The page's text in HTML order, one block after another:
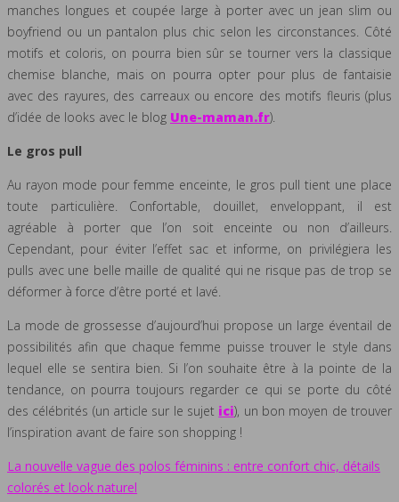
manches longues et coupée large à porter avec un jean slim ou
boyfriend ou un pantalon plus chic selon les circonstances. Côté
motifs et coloris, on pourra bien sûr se tourner vers la classique
chemise blanche, mais on pourra opter pour plus de fantaisie
avec des rayures, des carreaux ou encore des motifs fleuris (plus
d’idée de looks avec le blog Une-maman.fr).
Le gros pull
Au rayon mode pour femme enceinte, le gros pull tient une place
toute particulière. Confortable, douillet, enveloppant, il est
agréable à porter que l’on soit enceinte ou non d’ailleurs.
Cependant, pour éviter l’effet sac et informe, on privilégiera les
pulls avec une belle maille de qualité qui ne risque pas de trop se
déformer à force d’être porté et lavé.
La mode de grossesse d’aujourd’hui propose un large éventail de
possibilités afin que chaque femme puisse trouver le style dans
lequel elle se sentira bien. Si l’on souhaite être à la pointe de la
tendance, on pourra toujours regarder ce qui se porte du côté
des célébrités (un article sur le sujet ici), un bon moyen de trouver
l’inspiration avant de faire son shopping !
La nouvelle vague des polos féminins : entre confort chic, détails
colorés et look naturel